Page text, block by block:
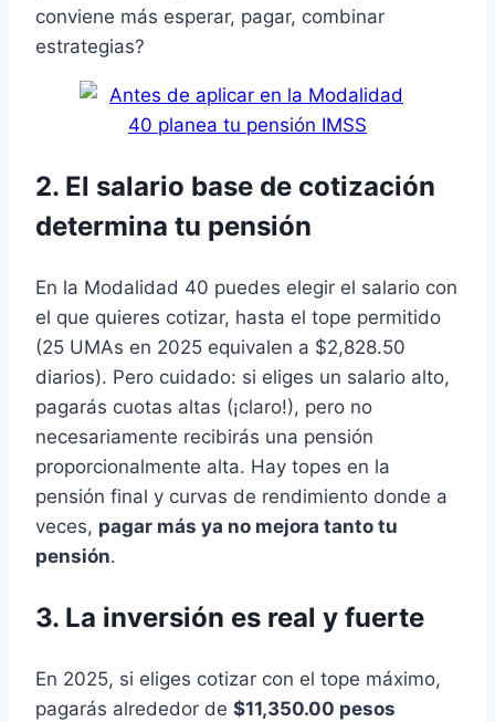
conviene más esperar, pagar, combinar
estrategias?
2. El salario base de cotización
determina tu pensión
En la Modalidad 40 puedes elegir el salario con
el que quieres cotizar, hasta el tope permitido
(25 UMAs en 2025 equivalen a $2,828.50
diarios). Pero cuidado: si eliges un salario alto,
pagarás cuotas altas (¡claro!), pero no
necesariamente recibirás una pensión
proporcionalmente alta. Hay topes en la
pensión final y curvas de rendimiento donde a
veces, pagar más ya no mejora tanto tu
pensión.
3. La inversión es real y fuerte
En 2025, si eliges cotizar con el tope máximo,
pagarás alrededor de $11,350.00 pesos